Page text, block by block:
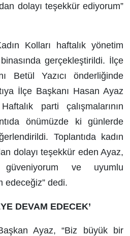
dolayı teşekkür ediyorum”
Kolları haftalık yönetim
gerçekleştirildi. İlçe
Betül Yazıcı önderliğinde
İlçe Başkanı Hasan Ayaz
parti çalışmalarının
önümüzde ki günlerde
Toplantıda kadın
dolayı teşekkür eden Ayaz,
güveniyorum ve uyumlu
edeceğiz” dedi.
DEVAM EDECEK’
Ayaz, “Biz büyük bir